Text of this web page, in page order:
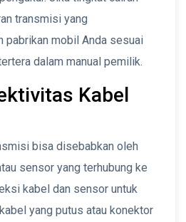
transmisi yang
pabrikan mobil Anda sesuai
dalam manual pemilik.
Kabel
bisa disebabkan oleh
sensor yang terhubung ke
kabel dan sensor untuk
yang putus atau konektor